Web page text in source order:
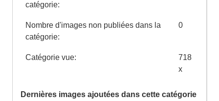
catégorie:
Nombre d'images non publiées dans la
catégorie:
0
Catégorie vue:
718
x
Dernières images ajoutées dans cette catégorie